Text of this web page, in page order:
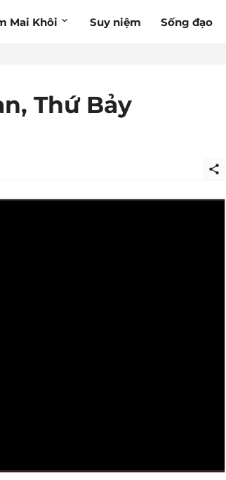
Mai Khôi Suy niệm Sống đạo
Thứ Bảy